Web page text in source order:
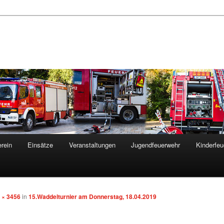
Einsätze Veranstaltungen Jugendfeuerwehr
3456in 15.Waddelturnier am Donnerstag, 18.04.2019